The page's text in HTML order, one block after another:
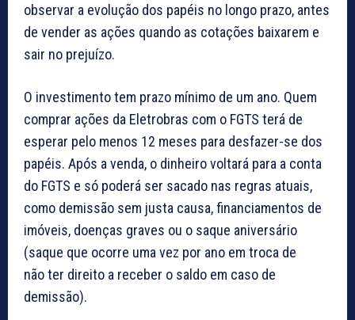
observar a evolução dos papéis no longo prazo, antes
de vender as ações quando as cotações baixarem e
sair no prejuízo.
O investimento tem prazo mínimo de um ano. Quem
comprar ações da Eletrobras com o FGTS terá de
esperar pelo menos 12 meses para desfazer-se dos
papéis. Após a venda, o dinheiro voltará para a conta
do FGTS e só poderá ser sacado nas regras atuais,
como demissão sem justa causa, financiamentos de
imóveis, doenças graves ou o saque aniversário
(saque que ocorre uma vez por ano em troca de
não ter direito a receber o saldo em caso de
demissão).